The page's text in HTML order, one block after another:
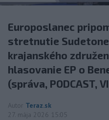
Europoslanec
stretnutie
krajanského
hlasovanie EP o
(správa, PODCAST,
Autor Teraz.sk
27. mája 2026 15:05